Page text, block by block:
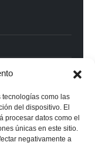
tecnologías como las
del dispositivo. El
procesar datos como el
únicas en este sitio.
negativamente a